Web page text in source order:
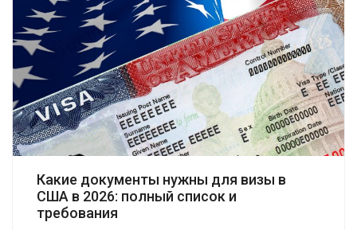
Какие документы нужны для визы в
США в 2026: полный список и
требования